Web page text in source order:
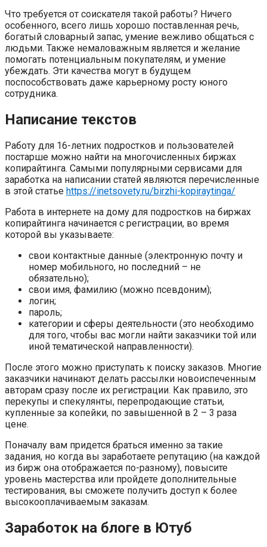
Что требуется от соискателя такой работы? Ничего
особенного, всего лишь хорошо поставленная речь,
богатый словарный запас, умение вежливо общаться с
людьми. Также немаловажным является и желание
помогать потенциальным покупателям, и умение
убеждать. Эти качества могут в будущем
поспособствовать даже карьерному росту юного
сотрудника.
Написание текстов
Работу для 16-летних подростков и пользователей
постарше можно найти на многочисленных биржах
копирайтинга. Самыми популярными сервисами для
заработка на написании статей являются перечисленные
в этой статье https://inetsovety.ru/birzhi-kopiraytinga/
Работа в интернете на дому для подростков на биржах
копирайтинга начинается с регистрации, во время
которой вы указываете:
свои контактные данные (электронную почту и
номер мобильного, но последний – не
обязательно);
свои имя, фамилию (можно псевдоним);
логин;
пароль;
категории и сферы деятельности (это необходимо
для того, чтобы вас могли найти заказчики той или
иной тематической направленности).
После этого можно приступать к поиску заказов. Многие
заказчики начинают делать рассылки новоиспеченным
авторам сразу после их регистрации. Как правило, это
перекупы и спекулянты, перепродающие статьи,
купленные за копейки, по завышенной в 2 – 3 раза
цене.
Поначалу вам придется браться именно за такие
задания, но когда вы заработаете репутацию (на каждой
из бирж она отображается по-разному), повысите
уровень мастерства или пройдете дополнительные
тестирования, вы сможете получить доступ к более
высокооплачиваемым заказам.
Заработок на блоге в Ютуб